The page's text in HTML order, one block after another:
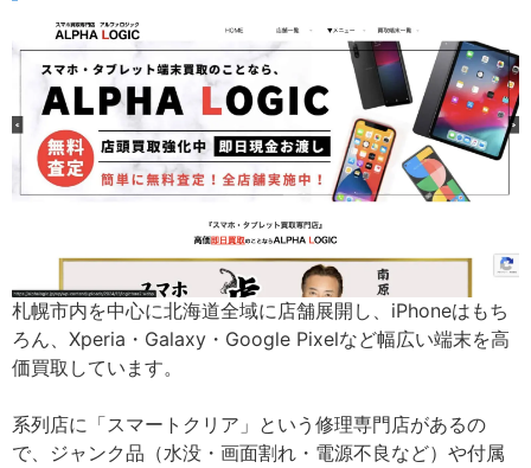
札幌市内を中心に北海道全域に店舗展開し、iPhoneはもち
ろん、Xperia・Galaxy・Google Pixelなど幅広い端末を高
価買取しています。
系列店に「スマートクリア」という修理専門店があるの
で、ジャンク品（水没・画面割れ・電源不良など）や付属